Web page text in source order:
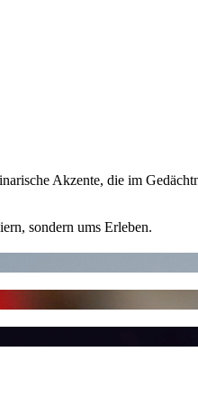
Akzente, die im
sondern ums Erleben.